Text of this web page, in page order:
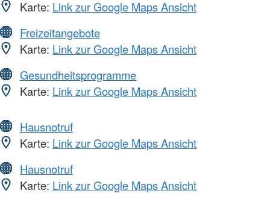
Karte: Link zur Google Maps Ansicht
Freizeitangebote
Karte: Link zur Google Maps Ansicht
Gesundheitsprogramme
Karte: Link zur Google Maps Ansicht
Hausnotruf
Karte: Link zur Google Maps Ansicht
Hausnotruf
Karte: Link zur Google Maps Ansicht